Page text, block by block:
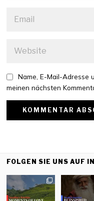
Name, E-Mail-Adresse
meinen nächsten
FOLGEN SIE UNS AUF